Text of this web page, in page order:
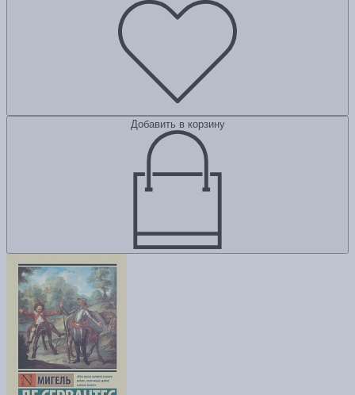
Добавить в корзину